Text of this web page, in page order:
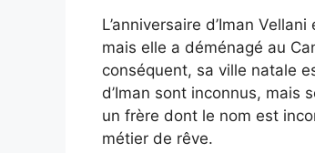
L’anniversaire d’Iman
mais elle a déménagé au
conséquent, sa ville natale
d’Iman sont inconnus, mais
un frère dont le nom est
métier de rêve.